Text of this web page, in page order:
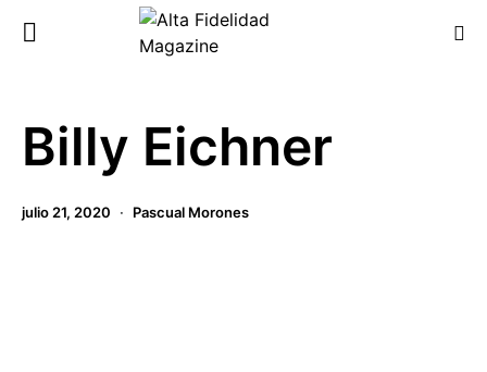
Billy Eichner
julio 21, 2020 Pascual Morones